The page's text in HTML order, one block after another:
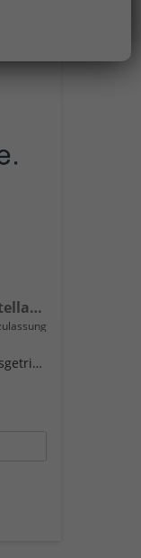
N Line X 1.6 T-GDI DCT-Automatik EU-Bestellangebot
Doppelkupplungsgetriebe (DSG)